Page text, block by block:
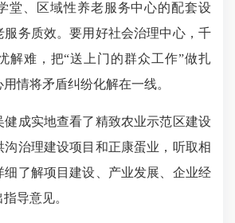
堂、区域性养老服务中心的配套设
服务质效。要用好社会治理中心，千
解难，把“送上门的群众工作”做扎
情将矛盾纠纷化解在一线。
成实地查看了精致农业示范区建设
沟治理建设项目和正康蛋业，听取相
细了解项目建设、产业发展、企业经
导意见。